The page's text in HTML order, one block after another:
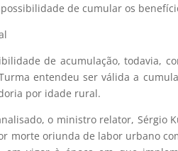
de cumular os
de acumulação, todavia,
entendeu ser válida a
por idade rural.
o ministro relator, Sérgio
morte oriunda de labor urbano